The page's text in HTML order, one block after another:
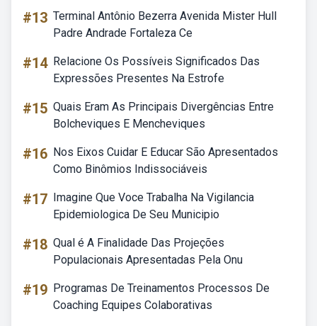
#13 Terminal Antônio Bezerra Avenida Mister Hull
Padre Andrade Fortaleza Ce
#14 Relacione Os Possíveis Significados Das
Expressões Presentes Na Estrofe
#15 Quais Eram As Principais Divergências Entre
Bolcheviques E Mencheviques
#16 Nos Eixos Cuidar E Educar São Apresentados
Como Binômios Indissociáveis
#17 Imagine Que Voce Trabalha Na Vigilancia
Epidemiologica De Seu Municipio
#18 Qual é A Finalidade Das Projeções
Populacionais Apresentadas Pela Onu
#19 Programas De Treinamentos Processos De
Coaching Equipes Colaborativas